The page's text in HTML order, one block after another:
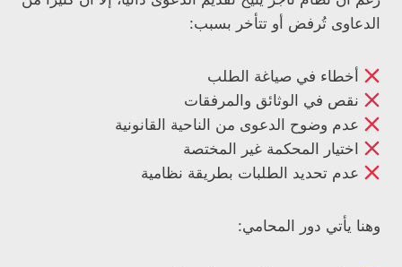
الدعاوى تُرفض أو تتأخر بسبب:
أخطاء في صياغة الطلب
نقص في الوثائق والمرفقات
عدم وضوح الدعوى من الناحية القانونية
اختيار المحكمة غير المختصة
عدم تحديد الطلبات بطريقة نظامية
وهنا يأتي دور المحامي: